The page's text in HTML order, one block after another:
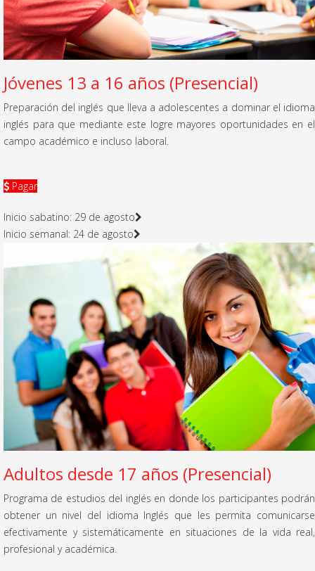
Jóvenes 13 a 16 años (Presencial)
Preparación del inglés que lleva a adolescentes a dominar el idioma
inglés para que mediante este logre mayores oportunidades en el
campo académico e incluso laboral.
Pagar
Inicio sabatino: 29 de agosto
Inicio semanal: 24 de agosto
Adultos desde 17 años (Presencial)
Programa de estudios del inglés en donde los participantes podrán
obtener un nivel del idioma Inglés que les permita comunicarse
efectivamente y sistemáticamente en situaciones de la vida real,
profesional y académica.